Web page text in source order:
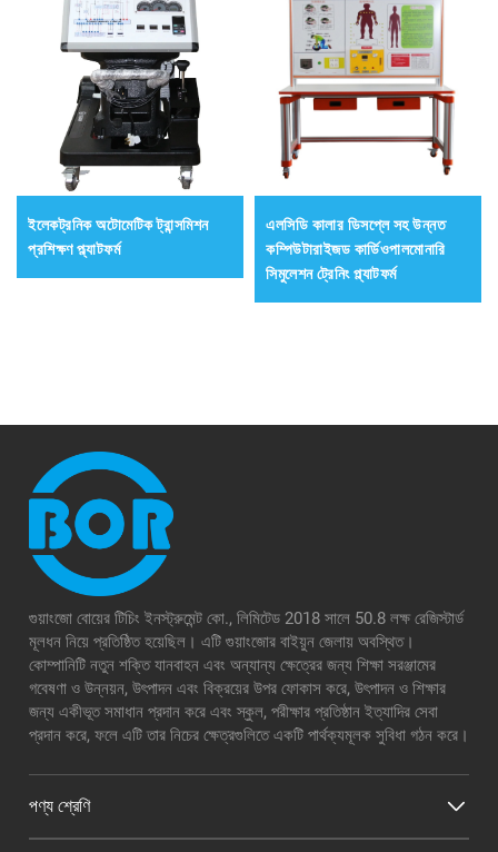
ইলেকট্রনিক অটোমেটিক ট্রান্সমিশন
প্রশিক্ষণ প্ল্যাটফর্ম
এলসিডি কালার ডিসপ্লে সহ উন্নত
কম্পিউটারাইজড কার্ডিওপালমোনারি
সিমুলেশন ট্রেনিং প্ল্যাটফর্ম
গুয়াংজো বোয়ের টিচিং ইনস্ট্রুমেন্ট কো., লিমিটেড 2018 সালে 50.8 লক্ষ রেজিস্টার্ড
মূলধন নিয়ে প্রতিষ্ঠিত হয়েছিল। এটি গুয়াংজোর বাইয়ুন জেলায় অবস্থিত।
কোম্পানিটি নতুন শক্তি যানবাহন এবং অন্যান্য ক্ষেত্রের জন্য শিক্ষা সরঞ্জামের
গবেষণা ও উন্নয়ন, উৎপাদন এবং বিক্রয়ের উপর ফোকাস করে, উৎপাদন ও শিক্ষার
জন্য একীভূত সমাধান প্রদান করে এবং স্কুল, পরীক্ষার প্রতিষ্ঠান ইত্যাদির সেবা
প্রদান করে, ফলে এটি তার নিচের ক্ষেত্রগুলিতে একটি পার্থক্যমূলক সুবিধা গঠন করে।
পণ্য শ্রেণি